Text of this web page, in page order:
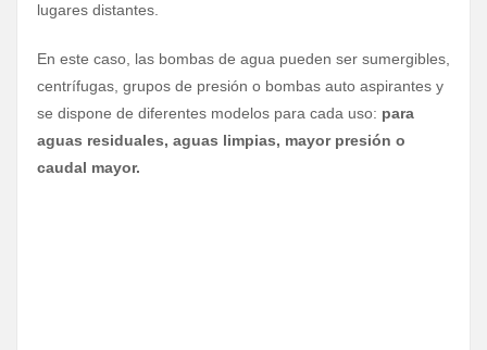
lugares distantes.
En este caso, las bombas de agua pueden ser sumergibles,
centrífugas, grupos de presión o bombas auto aspirantes y
se dispone de diferentes modelos para cada uso: para
aguas residuales, aguas limpias, mayor presión o
caudal mayor.